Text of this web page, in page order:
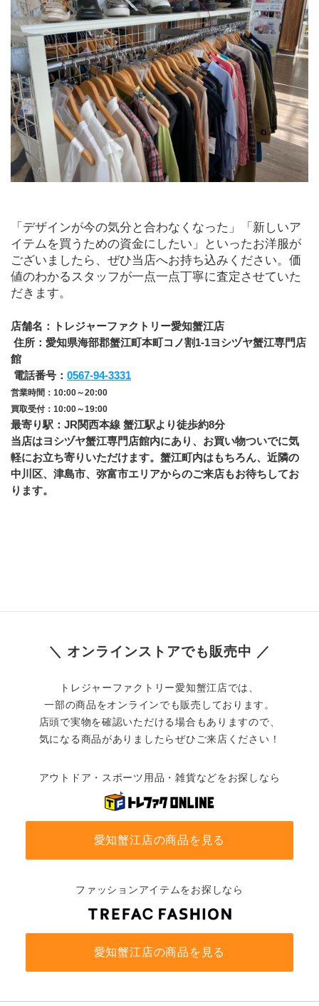
「デザインが今の気分と合わなくなった」「新しいア
イテムを買うための資金にしたい」といったお洋服が
ございましたら、ぜひ当店へお持ち込みください。価
値のわかるスタッフが一点一点丁寧に査定させていた
だきます。
店舗名：トレジャーファクトリー愛知蟹江店
館
電話番号： 0567-94-3331
営業時間：10:00～20:00
買取受付：10:00～19:00
最寄り駅：JR関西本線 蟹江駅より徒歩約8分
当店はヨシヅヤ蟹江専門店館内にあり、お買い物ついでに気
軽にお立ち寄りいただけます。蟹江町内はもちろん、近隣の
中川区、津島市、弥富市エリアからのご来店もお待ちしてお
ります。
＼ オンラインストアでも販売中 ／
トレジャーファクトリー愛知蟹江店では、
一部の商品をオンラインでも販売しております。
店頭で実物を確認いただける場合もありますので、
気になる商品がありましたらぜひご来店ください！
アウトドア・スポーツ用品・雑貨などをお探しなら
愛知蟹江店の商品を見る
ファッションアイテムをお探しなら
愛知蟹江店の商品を見る